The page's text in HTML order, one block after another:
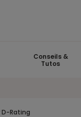
Conseils &
Tutos
Rating